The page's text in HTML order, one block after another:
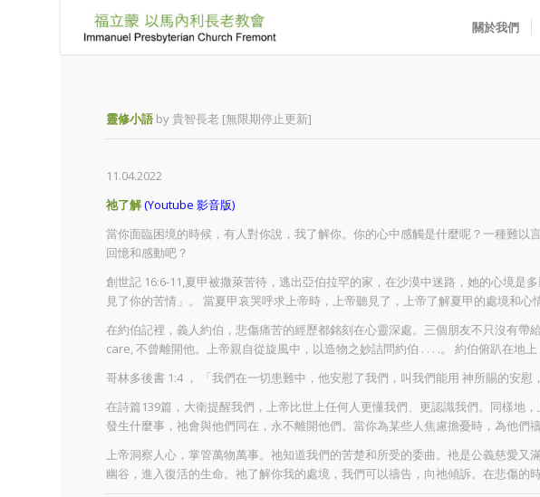
關於我們
靈修小語by 貴智長老 [無限期停止更新]
11.04.2022
祂了解(Youtube 影音版)
當你面臨困境的時候，有人對你說，我了解你。你的心中感觸是什麼呢？一種難
回憶和感動吧？
創世記 16:6-11,夏甲被撒萊苦待，逃出亞伯拉罕的家，在沙漠中迷路，她的心境
見了你的苦情」。 當夏甲哀哭呼求上帝時，上帝聽見了，上帝了解夏甲的處境和心情
在約伯記裡，義人約伯，悲傷痛苦的經歷都銘刻在心靈深處。三個朋友不只沒有
care, 不曾離開他。上帝親自從旋風中，以造物之妙詰問約伯 . . . .。 約伯俯趴在地
哥林多後書 1:4 ， 「我們在一切患難中，他安慰了我們，叫我們能用 神所賜的安慰
在詩篇139篇，大衛提醒我們，上帝比世上任何人更懂我們、更認識我們。同樣地
發生什麼事，祂會與他們同在，永不離開他們。當你為某些人焦慮擔憂時，為他們
上帝洞察人心，掌管萬物萬事。祂知道我們的苦楚和所受的委曲。衪是公義慈愛
幽谷，進入復活的生命。祂了解你我的處境，我們可以禱告，向祂傾訴。在悲傷的